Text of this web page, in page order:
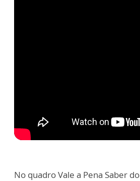
No quadro Vale a Pena Saber do